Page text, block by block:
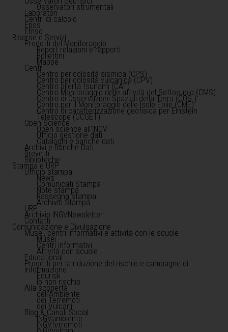
Osservatori strumentali
Laboratori
Centri di calcolo
Epos
Emso
Risorse e Servizi
Prodotti del Monitoraggio
Report relazioni e rapporti
Bollettini
Mappe
Centri
Centro pericolosità sismica (CPS)
Centro pericolosità vulcanica (CPV)
Centro allerta tsunami (CAT)
Centro Monitoraggio delle attività del Sottosuolo (CMS)
Centro di Osservazioni Spaziali della Terra (COS )
Centro per il Monitoraggio delle Isole Eolie (CME)
Centro di caratterizzazione geofisica per Einstein
Telescope (CCGET)
Open Science
Open science all'INGV
Ufficio gestione dati
Cataloghi e banche dati
Archivi e Banche Dati
Brevetti
Biblioteche
Stampa e URP
Ufficio stampa
News
Comunicati Stampa
Note stampa
Rassegna stampa
Archivio Stampa
URP
Archivio INGVNewsletter
Contatti
Comunicazione e Divulgazione
Musei, centri informativi e attività con le scuole
Musei
Centri informativi
Attività con scuole
Educational
Progetti per la riduzione del rischio e campagne di
informazione
Edurisk
Io non rischio
Alla scoperta
dell'Ambiente
dei Terremoti
dei Vulcani
Blog & Canali Social
INGVambiente
INGVterremoti